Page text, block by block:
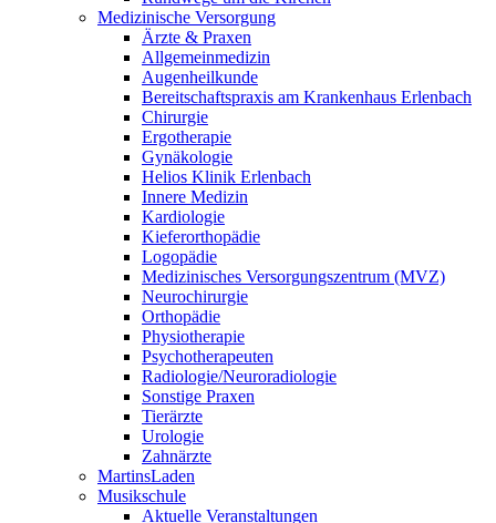
Medizinische Versorgung
Ärzte & Praxen
Allgemeinmedizin
Augenheilkunde
Bereitschaftspraxis am Krankenhaus Erlenbach
Chirurgie
Ergotherapie
Gynäkologie
Helios Klinik Erlenbach
Innere Medizin
Kardiologie
Kieferorthopädie
Logopädie
Medizinisches Versorgungszentrum (MVZ)
Neurochirurgie
Orthopädie
Physiotherapie
Psychotherapeuten
Radiologie/Neuroradiologie
Sonstige Praxen
Tierärzte
Urologie
Zahnärzte
MartinsLaden
Musikschule
Aktuelle Veranstaltungen